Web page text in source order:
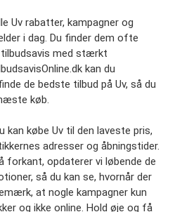
Uv rabatter, kampagner og
i dag. Du finder dem ofte
tilbudsavis med stærkt
kan du
de bedste tilbud på Uv, så du
køb.
kan købe Uv til den laveste pris,
adresser og åbningstider.
forkant, opdaterer vi løbende de
så du kan se, hvornår der
at nogle kampagner kun
og ikke online. Hold øje og få